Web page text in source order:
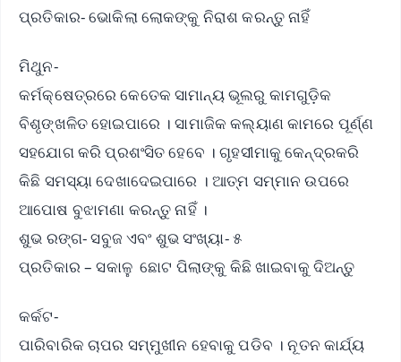
ପ୍ରତିକାର- ଭୋକିଲା ଲୋକଙ୍କୁ ନିରାଶ କରନ୍ତୁ ନାହିଁ
ମିଥୁନ-
କର୍ମକ୍ଷେତ୍ରରେ କେତେକ ସାମାନ୍ୟ ଭୂଲରୁ କାମଗୁଡ଼ିକ
ବିଶୃଙ୍ଖଳିତ ହୋଇପାରେ । ସାମାଜିକ କଲ୍ୟାଣ କାମରେ ପୂର୍ଣ୍ଣ
ସହଯୋଗ କରି ପ୍ରଶଂସିତ ହେବେ । ଗୃହସୀମାକୁ କେନ୍ଦ୍ରକରି
କିଛି ସମସ୍ୟା ଦେଖାଦେଇପାରେ । ଆତ୍ମ ସମ୍ମାନ ଉପରେ
ଆପୋଷ ବୁଝାମଣା କରନ୍ତୁ ନାହିଁ ।
ଶୁଭ ରଙ୍ଗ- ସବୁଜ ଏବଂ ଶୁଭ ସଂଖ୍ୟା- ୫
ପ୍ରତିକାର – ସକାଳୁ ଛୋଟ ପିଲାଙ୍କୁ କିଛି ଖାଇବାକୁ ଦିଅନ୍ତୁ
କର୍କଟ-
ପାରିବାରିକ ଚାପର ସମ୍ମୁଖୀନ ହେବାକୁ ପଡିବ । ନୂତନ କାର୍ଯ୍ୟ